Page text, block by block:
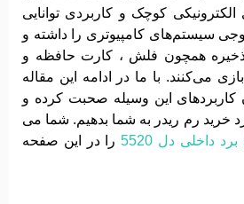
الکترونیکی کوچک و کاربردی توانایی
سیستم‌های کامپیوتری را داشته و
ذخیره همچون فلش ، کارت حافظه و
می‌کنند. با ما در ادامه این مقاله
کاربردهای این وسیله صحبت کرده و
خرید رم ریدر به شما بدهیم. شما می
داخلی دل 5520
را در این صفحه